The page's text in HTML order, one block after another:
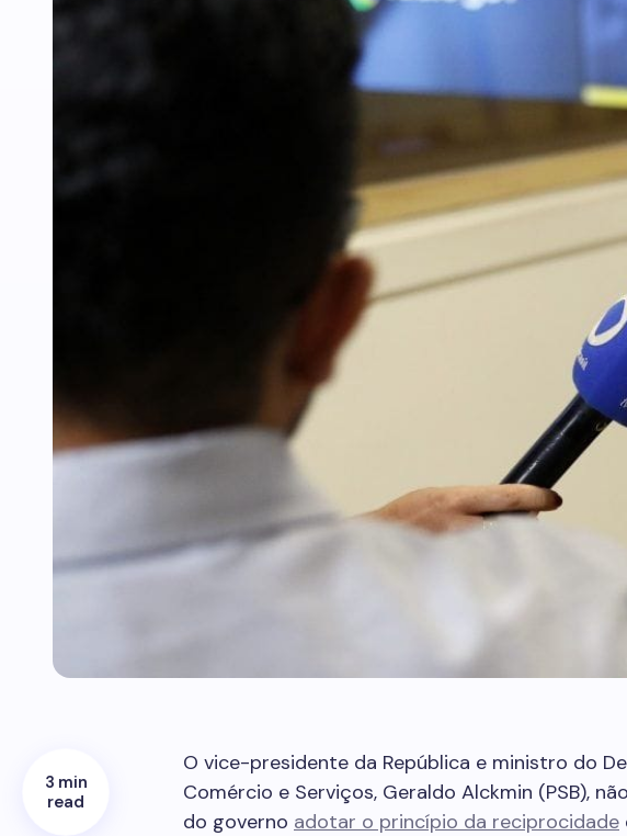
3 min
read
O vice-presidente da República e ministro do
Comércio e Serviços, Geraldo Alckmin (PSB),
do governo adotar o princípio da reciprocidade